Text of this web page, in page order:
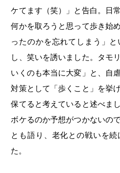
ケてます（笑）」と告白。日
何かを取ろうと思って歩き始
ったのかを忘れてしまう」
し、笑いを誘いました。タモ
いくのも本当に大変」と、自
対策として「歩くこと」を挙
保てると考えていると述べま
ボケるのか予想がつかないの
とも語り、老化との戦いを
た。